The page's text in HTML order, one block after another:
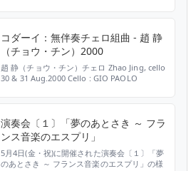
コダーイ：無伴奏チェロ組曲 - 趙 静
（チョウ・チン）2000
趙 静（チョウ・チン）チェロ Zhao Jing, cello
30 & 31 Aug.2000 Cello : GIO PAOLO
演奏会〔１〕「夢のあとさき ～ フラ
ンス音楽のエスプリ」
5月4日(金・祝)に開催された演奏会〔１〕「夢
のあとさき ～ フランス音楽のエスプリ」の様